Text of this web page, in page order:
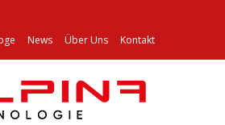
News Über Uns Kontakt